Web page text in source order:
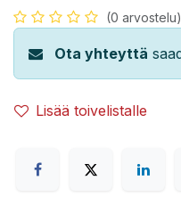
(0 arvostelu)
Ota yhteyttä
Lisää toivelistalle